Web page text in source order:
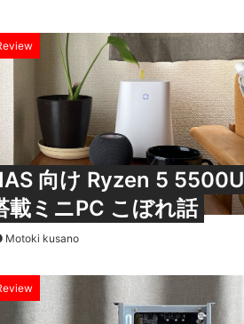
向け Ryzen 5 5500U
載ミニPC こぼれ話
Motoki kusano